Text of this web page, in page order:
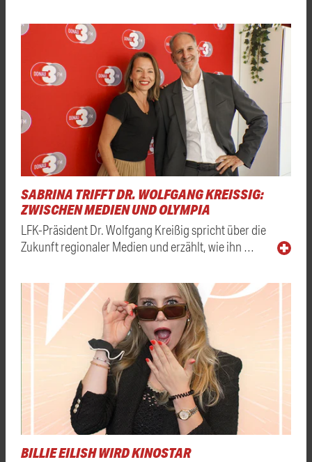
SABRINA TRIFFT DR. WOLFGANG KREISSIG: Z
WISCHEN MEDIEN UND OLYMPIA
LFK-Präsident Dr. Wolfgang Kreißig spricht über die
Zukunft regionaler Medien und erzählt, wie ihn …
BILLIE EILISH WIRD KINOSTAR